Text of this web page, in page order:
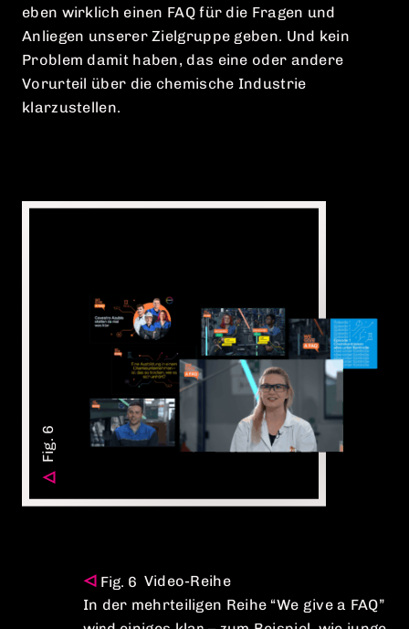
eben wirklich einen FAQ für die Fragen und
Anliegen unserer Zielgruppe geben. Und kein
Problem damit haben, das eine oder andere
Video-Reihe
In der mehrteiligen Reihe “We give a FAQ”